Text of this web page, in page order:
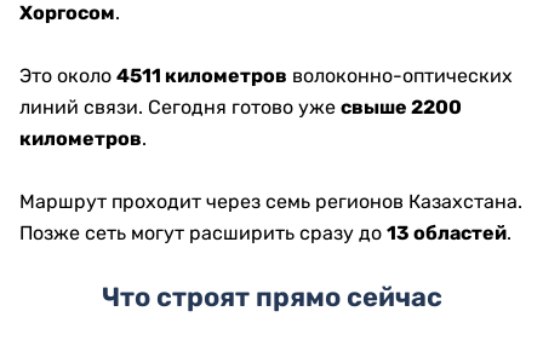
Хоргосом.
Это около 4511 километров волоконно-оптических
линий связи. Сегодня готово уже свыше 2200
километров.
Маршрут проходит через семь регионов Казахстана.
Позже сеть могут расширить сразу до 13 областей.
Что строят прямо сейчас